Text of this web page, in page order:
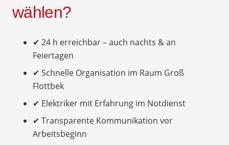
wählen?
✔ 24 h erreichbar – auch nachts & an
Feiertagen
✔ Schnelle Organisation im Raum Groß
Flottbek
✔ Elektriker mit Erfahrung im Notdienst
✔ Transparente Kommunikation vor
Arbeitsbeginn